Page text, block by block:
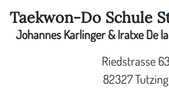
Taekwon-Do Schule
Johannes Karlinger & Iratxe De
Riedstrasse 63
82327 Tutzing